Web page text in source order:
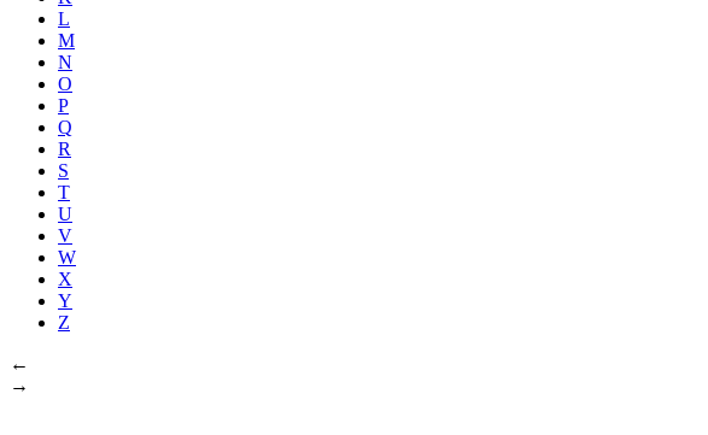
L
M
N
O
P
Q
R
S
T
U
V
W
X
Y
Z
←
→